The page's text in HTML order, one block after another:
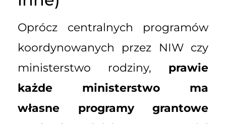
Oprócz centralnych programów
koordynowanych przez NIW czy
ministerstwo rodziny, prawie
każde ministerstwo ma
własne programy grantowe